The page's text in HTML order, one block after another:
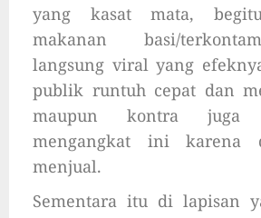
yang kasat mata,
makanan basi/
langsung viral yang
publik runtuh cepat dan
maupun kontra juga
mengangkat ini karena
menjual.
Sementara itu di lapisan